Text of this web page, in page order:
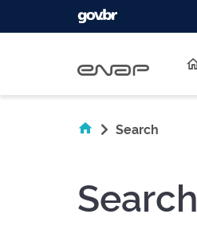
Search
Search